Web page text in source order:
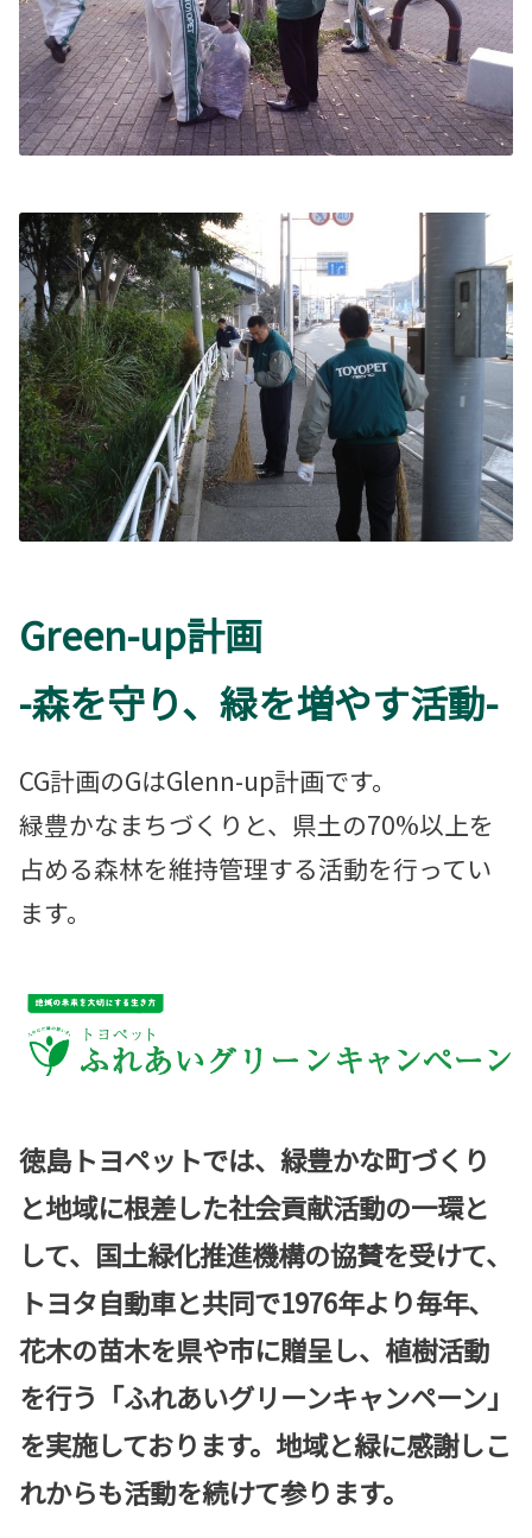
Green-up計画
-森を守り、緑を増やす活動-
CG計画のGはGlenn-up計画です。
緑豊かなまちづくりと、県土の70%以上を
占める森林を維持管理する活動を行ってい
ます。
徳島トヨペットでは、緑豊かな町づくり
と地域に根差した社会貢献活動の一環と
して、国土緑化推進機構の協賛を受けて、
トヨタ自動車と共同で1976年より毎年、
花木の苗木を県や市に贈呈し、植樹活動
を行う「ふれあいグリーンキャンペーン」
を実施しております。地域と緑に感謝しこ
れからも活動を続けて参ります。